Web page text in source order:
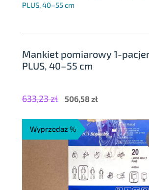
PLUS, 40–55 cm
Mankiet pomiarowy 1-
PLUS, 40–55 cm
633,23zł
Pierwotna
wynosiła:
633,23 zł.
506,58 złAktualna
wynosi:
506,58 zł.
Wyprzedaż %